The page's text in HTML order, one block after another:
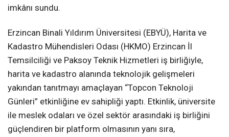
imkânı sundu.
Erzincan Binali Yıldırım Üniversitesi (EBYÜ), Harita ve
Kadastro Mühendisleri Odası (HKMO) Erzincan İl
Temsilciliği ve Paksoy Teknik Hizmetleri iş birliğiyle,
harita ve kadastro alanında teknolojik gelişmeleri
yakından tanıtmayı amaçlayan “Topcon Teknoloji
Günleri” etkinliğine ev sahipliği yaptı. Etkinlik, üniversite
ile meslek odaları ve özel sektör arasındaki iş birliğini
güçlendiren bir platform olmasının yanı sıra,